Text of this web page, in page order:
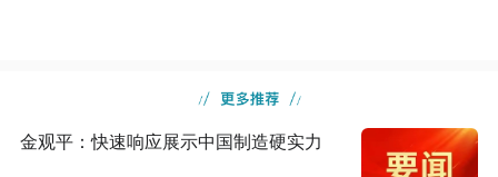
金观平：快速响应展示中国制造硬实力